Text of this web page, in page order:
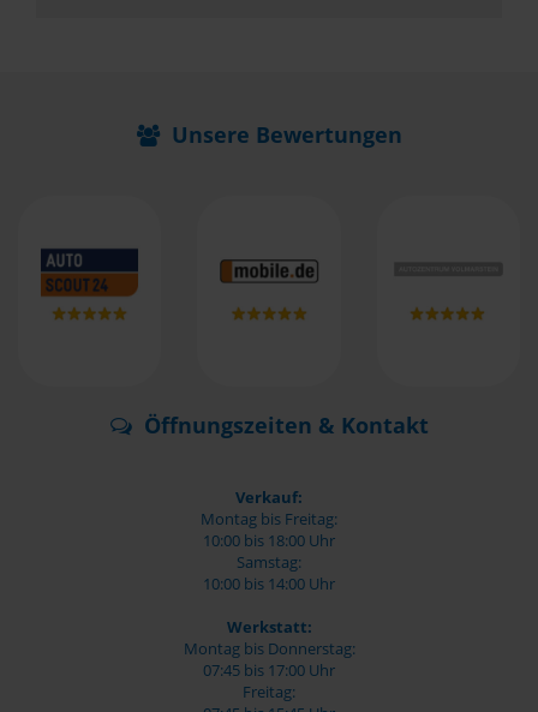
Unsere Bewertungen
Öffnungszeiten & Kontakt
Verkauf:
Montag bis Freitag:
10:00 bis 18:00 Uhr
Samstag:
10:00 bis 14:00 Uhr
Werkstatt:
Montag bis Donnerstag:
07:45 bis 17:00 Uhr
Freitag: